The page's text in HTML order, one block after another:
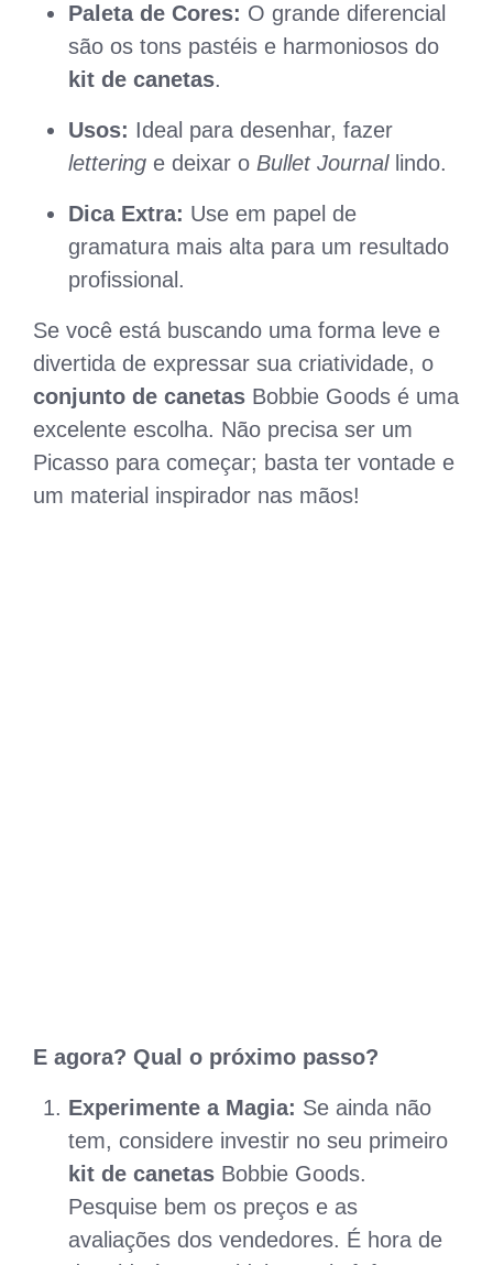
Paleta de Cores: O grande diferencial
são os tons pastéis e harmoniosos do
kit de canetas.
Usos: Ideal para desenhar, fazer
lettering e deixar o Bullet Journallindo.
Dica Extra: Use em papel de
gramatura mais alta para um resultado
profissional.
Se você está buscando uma forma leve e
divertida de expressar sua criatividade, o
conjunto de canetas Bobbie Goods é uma
excelente escolha. Não precisa ser um
Picasso para começar; basta ter vontade e
um material inspirador nas mãos!
E agora? Qual o próximo passo?
Experimente a Magia: Se ainda não
tem, considere investir no seu primeiro
kit de canetas Bobbie Goods.
Pesquise bem os preços e as
avaliações dos vendedores. É hora de